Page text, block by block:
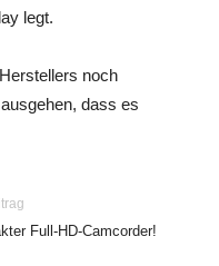
legt.
noch
dass es
Full-HD-Camcorder!